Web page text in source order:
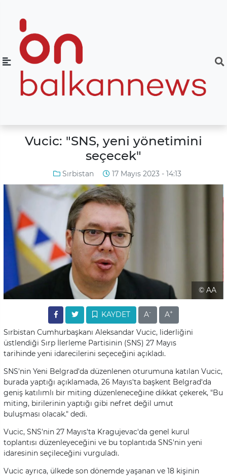
Vucic: "SNS, yeni yönetimini
seçecek"
Sırbistan 17 Mayıs 2023 - 14:13
© AA
KAYDET A- A+
Sırbistan Cumhurbaşkanı Aleksandar Vucic, liderliğini
üstlendiği Sırp İlerleme Partisinin (SNS) 27 Mayıs
tarihinde yeni idarecilerini seçeceğini açıkladı.
SNS'nin Yeni Belgrad'da düzenlenen oturumuna katılan Vucic,
burada yaptığı açıklamada, 26 Mayıs'ta başkent Belgrad'da
geniş katılımlı bir miting düzenleneceğine dikkat çekerek, "Bu
miting, birilerinin yaptığı gibi nefret değil umut
buluşması olacak." dedi.
Vucic, SNS'nin 27 Mayıs'ta Kragujevac'da genel kurul
toplantısı düzenleyeceğini ve bu toplantıda SNS'nin yeni
idaresinin seçileceğini vurguladı.
Vucic ayrıca, ülkede son dönemde yaşanan ve 18 kişinin